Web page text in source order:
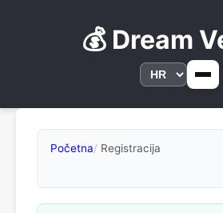
💰 Dream
Početna Registracija